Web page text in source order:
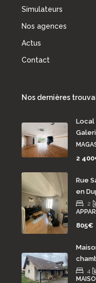
Simulateurs
Nos agences
Actus
Contact
Nos dernières
Local
2
Rue
en
2
805€
4